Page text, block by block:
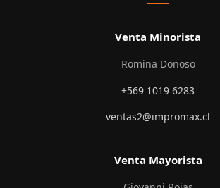
Venta Minorista
Romina Donoso
+569 1019 6283
ventas2@impromax.cl
Venta Mayorista